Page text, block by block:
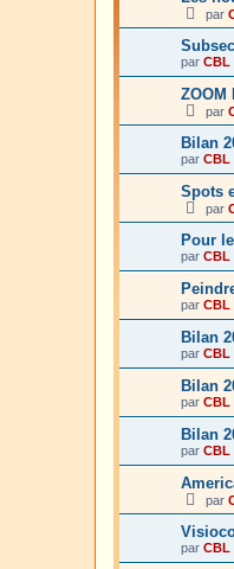
par
par CBL
ZOOM
par
Bilan
par CBL
Spots
par
Pour
par CBL
par CBL
Bilan
par CBL
Bilan
par CBL
Bilan
par CBL
par
par CBL